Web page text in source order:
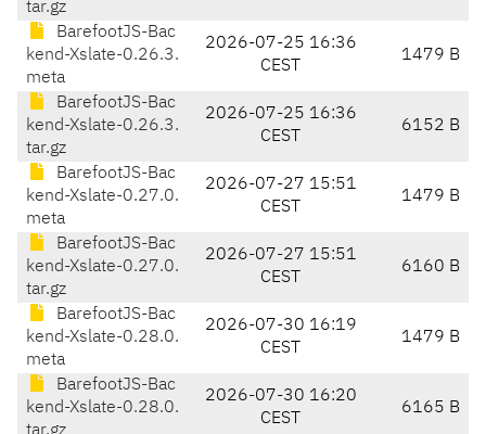
tar.gz
BarefootJS-Bac
kend-Xslate-0.26.3.
meta
2026-07-25 16:36
CEST
1479 B
BarefootJS-Bac
kend-Xslate-0.26.3.
tar.gz
2026-07-25 16:36
CEST
6152 B
BarefootJS-Bac
kend-Xslate-0.27.0.
meta
2026-07-27 15:51
CEST
1479 B
BarefootJS-Bac
kend-Xslate-0.27.0.
tar.gz
2026-07-27 15:51
CEST
6160 B
BarefootJS-Bac
kend-Xslate-0.28.0.
meta
2026-07-30 16:19
CEST
1479 B
BarefootJS-Bac
kend-Xslate-0.28.0.
2026-07-30 16:20
CEST
6165 B